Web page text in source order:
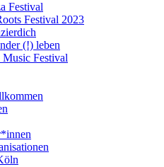
Festival
Festival 2023
(!) leben
Music Festival